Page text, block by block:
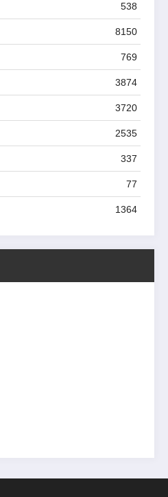
538
8150
769
3874
3720
2535
337
77
1364